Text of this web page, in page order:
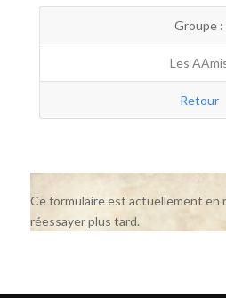
Groupe :
Les
Retour
Ce formulaire est actuellement en
réessayer plus tard.